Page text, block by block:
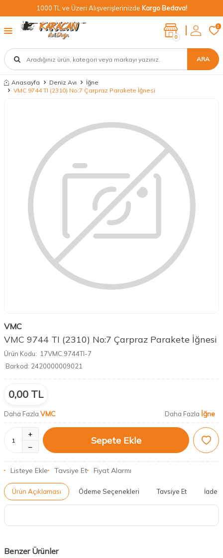
1000 TL ve Üzeri Alışverişlerinizde Kargo Bedava!
ARA
0
0
Anasayfa Deniz Avı
İğne
VMC 9744 TI (2310) No:7 Çarpraz Parakete İğnesi
VMC
VMC 9744 TI (2310) No:7 Çarpraz Parakete İğnesi
Ürün Kodu: 17VMC.9744TI-7
Barkod: 2420000009021
0,00 TL
Daha Fazla VMC Daha Fazla İğne
Sepete Ekle
Listeye Ekle Tavsiye Et Fiyat Alarmı
Ürün Açıklaması Ödeme Seçenekleri Tavsiye Et İade
Benzer Ürünler